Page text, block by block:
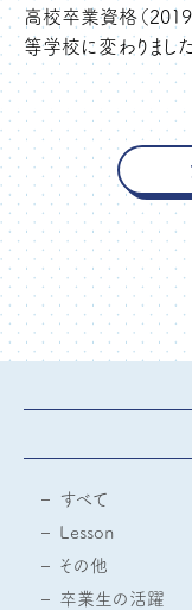
高校卒業資格（
等学校に変わりました
すべて
Lesson
その他
卒業生の活躍